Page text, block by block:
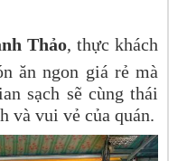
Thảo, thực khách
ăn ngon giá rẻ mà
sạch sẽ cùng thái
và vui vẻ của quán.